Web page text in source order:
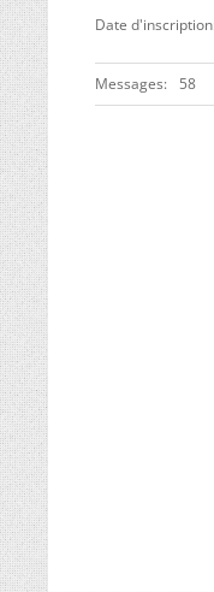
Date d'inscription
Messages 58